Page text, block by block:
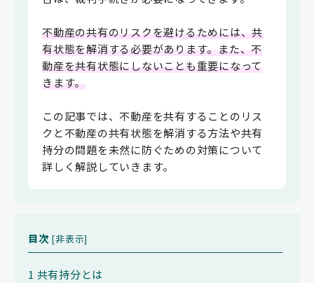
不動産の共有のリスクを避けるためには、共
有状態を解消する必要があります。また、不
動産を共有状態にしないことも重要になって
きます。
この記事では、不動産を共有することのリス
クと不動産の共有状態を解消する方法や共有
持分の問題を未然に防ぐための対策について
詳しく解説していきます。
目次 [非表示]
1 共有持分とは